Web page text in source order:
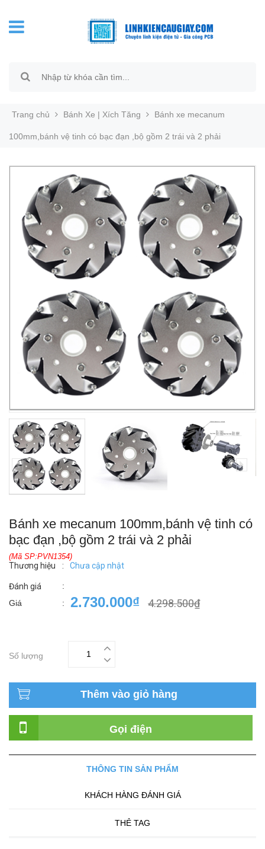
Trang chủ Bánh Xe | Xích Tăng Bánh xe mecanum
100mm,bánh vệ tinh có bạc đạn ,bộ gồm 2 trái và 2 phải
Bánh xe mecanum 100mm,bánh vệ tinh có
bạc đạn ,bộ gồm 2 trái và 2 phải
(Mã SP:PVN1354)
Thương hiệu : Chưa cập nhật
Đánh giá
:
Giá
: 2.730.000₫ 4.298.500₫
Số lượng
Thêm vào giỏ hàng
Gọi điện
THÔNG TIN SẢN PHẨM
KHÁCH HÀNG ĐÁNH GIÁ
THẺ TAG